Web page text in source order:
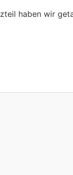
haben wir